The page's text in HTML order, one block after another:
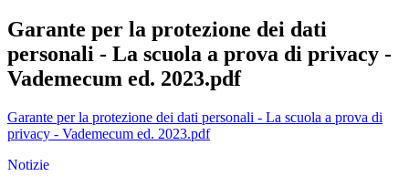
Garante per la protezione dei dati
personali - La scuola a prova di privacy -
Vademecum ed. 2023.pdf
Garante per la protezione dei dati personali - La scuola a prova di
privacy - Vademecum ed. 2023.pdf
Notizie